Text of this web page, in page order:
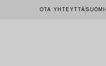
OTA YHTEYTTÄ SUOMI